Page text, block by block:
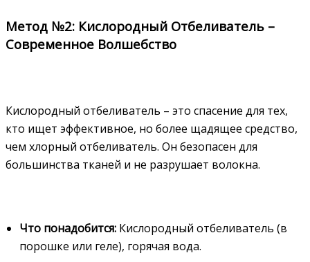
Метод №2: Кислородный Отбеливатель –
Современное Волшебство
Кислородный отбеливатель – это спасение для тех,
кто ищет эффективное, но более щадящее средство,
чем хлорный отбеливатель. Он безопасен для
большинства тканей и не разрушает волокна.
Что понадобится: Кислородный отбеливатель (в
порошке или геле), горячая вода.